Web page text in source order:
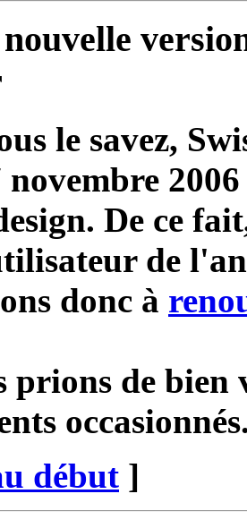
le savez,
novembre
De ce
de
donc à
prions de bien
début ]